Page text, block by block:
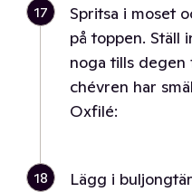
17
Spritsa i moset
på toppen. Ställ
noga tills
chévren har
Oxfilé:
18
Lägg i